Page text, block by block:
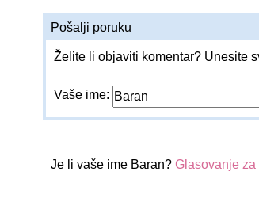
Pošalji poruku
Želite li objaviti komentar? Unesite
Vaše ime:
Je li vaše ime Baran? Glasovanje za